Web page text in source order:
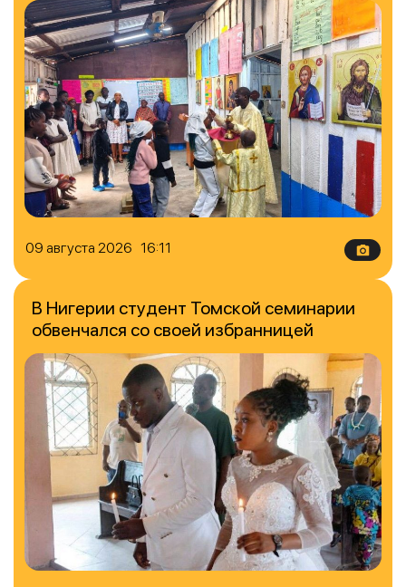
09 августа 2026 16:11
В Нигерии студент Томской семинарии
обвенчался со своей избранницей